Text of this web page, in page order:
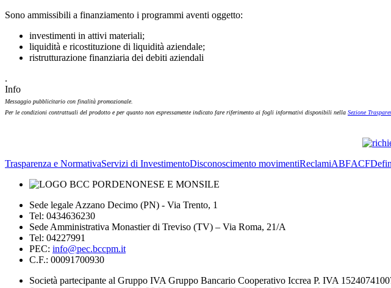
Sono ammissibili a finanziamento i programmi aventi oggetto:
investimenti in attivi materiali;
liquidità e ricostituzione di liquidità aziendale;
ristrutturazione finanziaria dei debiti aziendali
.
Info
Messaggio pubblicitario con finalità promozionale.
Per le condizioni contrattuali del prodotto e per quanto non espressamente indicato fare riferimento ai fogli informativi disponibili nella Sezione
Trasparenza e NormativaServizi di InvestimentoDisconoscimento movimentiReclamiABFACF
Sede legale Azzano Decimo (PN) - Via Trento, 1
Tel: 0434636230
Sede Amministrativa Monastier di Treviso (TV) – Via Roma, 21/A
Tel: 04227991
PEC: info@pec.bccpm.it
C.F.: 00091700930
Società partecipante al Gruppo IVA Gruppo Bancario Cooperativo Iccrea P. IVA